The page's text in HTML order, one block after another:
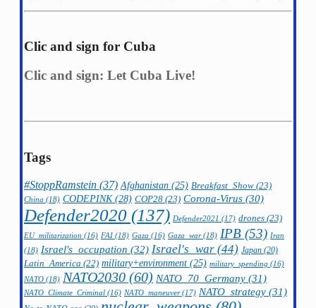
Clic and sign for Cuba
Clic and sign: Let Cuba Live!
Tags
#StoppRamstein (37) Afghanistan (25) Breakfast_Show (23)
China (18) CODEPINK(28) COP28 (23) Corona-Virus (30)
Defender2020 (137) Defender2021 (17) drones (23)
EU_militarization (16) FAI (18) Gaza (16) Gaza_war(18) IPB (53) Iran
(18) Israel's_occupation (32) Israel's_war (44) Japan (20)
Latin_America (22) military+environment (25) military_spending (16)
NATO (18) NATO2030 (60) NATO_70_Germany (31)
NATO_Climate_Criminal (16) NATO_maneuver(17) NATO_strategy (31)